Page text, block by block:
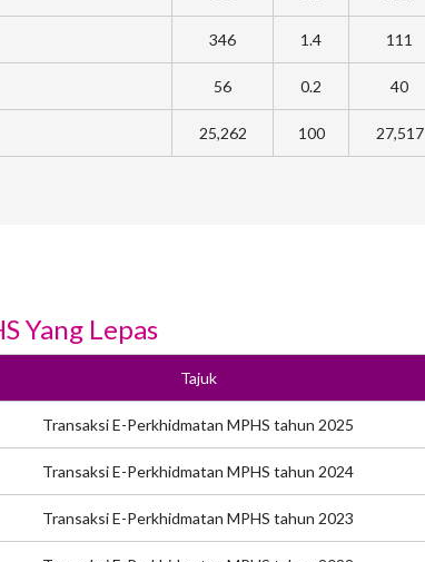
346 1.4 111
56 0.2 40
25,262 100 27,517
Yang Lepas
Tajuk
Transaksi E-Perkhidmatan MPHS tahun 2025
Transaksi E-Perkhidmatan MPHS tahun 2024
Transaksi E-Perkhidmatan MPHS tahun 2023